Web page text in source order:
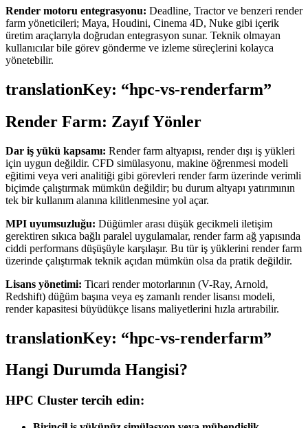
Render motoru entegrasyonu: Deadline, Tractor ve benzeri render
farm yöneticileri; Maya, Houdini, Cinema 4D, Nuke gibi içerik
üretim araçlarıyla doğrudan entegrasyon sunar. Teknik olmayan
kullanıcılar bile görev gönderme ve izleme süreçlerini kolayca
yönetebilir.
translationKey: “hpc-vs-renderfarm”
Render Farm: Zayıf Yönler
Dar iş yükü kapsamı: Render farm altyapısı, render dışı iş yükleri
için uygun değildir. CFD simülasyonu, makine öğrenmesi modeli
eğitimi veya veri analitiği gibi görevleri render farm üzerinde verimli
biçimde çalıştırmak mümkün değildir; bu durum altyapı yatırımının
tek bir kullanım alanına kilitlenmesine yol açar.
MPI uyumsuzluğu: Düğümler arası düşük gecikmeli iletişim
gerektiren sıkıca bağlı paralel uygulamalar, render farm ağ yapısında
ciddi performans düşüşüyle karşılaşır. Bu tür iş yüklerini render farm
üzerinde çalıştırmak teknik açıdan mümkün olsa da pratik değildir.
Lisans yönetimi: Ticari render motorlarının (V-Ray, Arnold,
Redshift) düğüm başına veya eş zamanlı render lisansı modeli,
render kapasitesi büyüdükçe lisans maliyetlerini hızla artırabilir.
translationKey: “hpc-vs-renderfarm”
Hangi Durumda Hangisi?
HPC Cluster tercih edin: